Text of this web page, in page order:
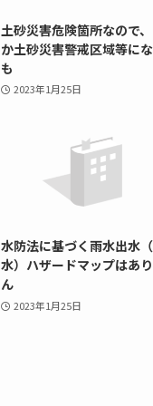
土砂災害危険箇所なので
か土砂災害警戒区域等に
も
2023年1月25日
水防法に基づく雨水出水
水）ハザードマップはあ
ん
2023年1月25日